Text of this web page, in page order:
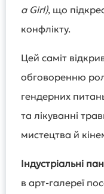
a Girl), що
конфлікту.
Цей саміт
обговоренню
гендерних
та лікуванні
мистецтва й
Індустріальні
в арт-галереї